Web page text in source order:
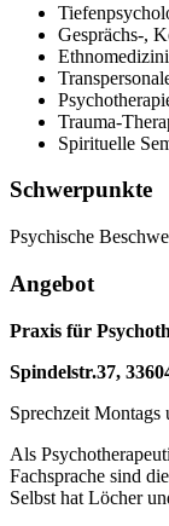
Gesprächs-,
Trauma-
Spirituelle
Schwerpunkte
Psychische
Angebot
Praxis für
Spindelstr.37,
Sprechzeit
Als
Fachsprache sind
Selbst hat Löcher